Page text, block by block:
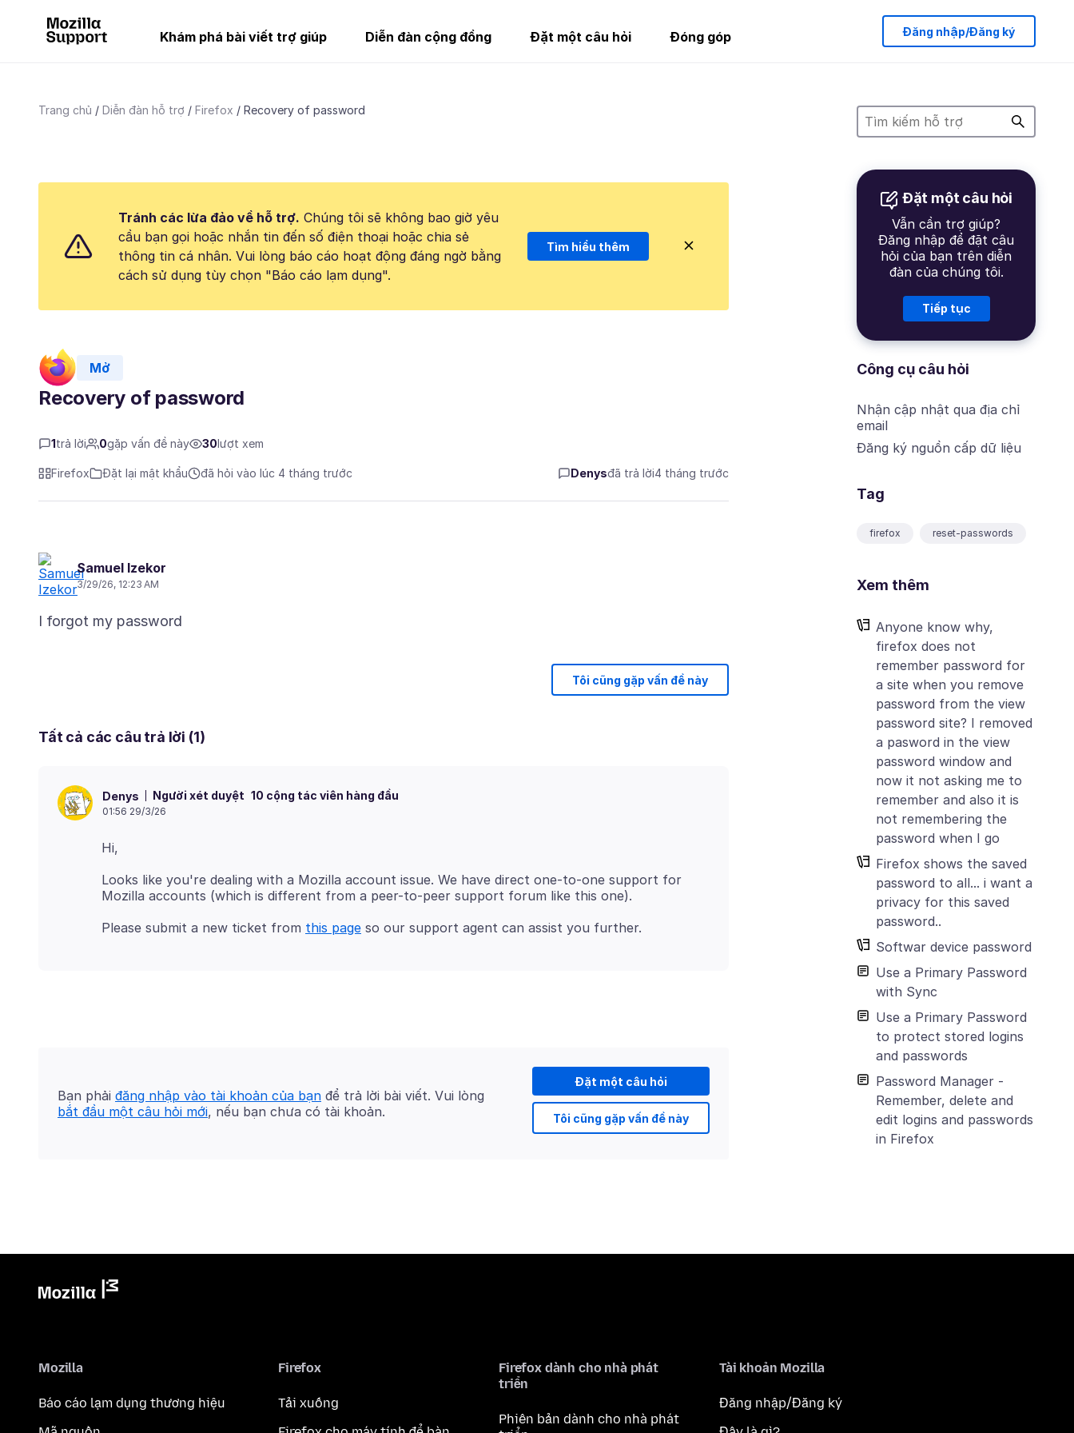
Khám phá bài viết trợ giúp Diễn đàn cộng đồng Đặt một câu hỏi Đóng góp Đăng nhập/Đăng ký
Trang chủ Diễn đàn hỗ trợ Firefox Recovery of password
Đặt một câu hỏi
Vẫn cần trợ giúp?
Đăng nhập để đặt câu
hỏi của bạn trên diễn
đàn của chúng tôi.
Tiếp tục
Công cụ câu hỏi
Nhận cập nhật qua địa chỉ
email
Đăng ký nguồn cấp dữ liệu
Tag
firefox reset-passwords
Xem thêm
Anyone know why,
firefox does not
remember password for
a site when you remove
password from the view
password site? I removed
a pasword in the view
password window and
now it not asking me to
remember and also it is
not remembering the
password when I go
Firefox shows the saved
password to all... i want a
privacy for this saved
password..
Softwar device password
Use a Primary Password
with Sync
Use a Primary Password
to protect stored logins
and passwords
Password Manager -
Remember, delete and
edit logins and passwords
in Firefox
Tránh các lừa đảo về hỗ trợ. Chúng tôi sẽ không bao giờ yêu
cầu bạn gọi hoặc nhắn tin đến số điện thoại hoặc chia sẻ
thông tin cá nhân. Vui lòng báo cáo hoạt động đáng ngờ bằng
cách sử dụng tùy chọn "Báo cáo lạm dụng".
Tìm hiểu thêm
Mở
Recovery of password
1 trả lời 0gặp vấn đề này 30 lượt xem
Firefox Đặt lại mật khẩu đã hỏi vào lúc 4 tháng trước Denysđã trả lời4 tháng trước
Samuel Izekor
3/29/26, 12:23 AM
Tôi cũng gặp vấn đề này
Tất cả các câu trả lời (1)
Denys Người xét duyệt 10 cộng tác viên hàng đầu
01:56 29/3/26
Looks like you're dealing with a Mozilla account issue. We have direct one-to-one support for
Please submit a new ticket from this page
Đặt một câu hỏi
Tôi cũng gặp vấn đề này
Bạn phải đăng nhập vào tài khoản của bạn để trả lời bài viết. Vui lòng
bắt đầu một câu hỏi mới, nếu bạn chưa có tài khoản.
Mozilla
Báo cáo lạm dụng thương hiệu
Firefox
Tải xuống
Firefox dành cho nhà phát
triển
Phiên bản dành cho nhà phát
Tài khoản Mozilla
Đăng nhập/Đăng ký